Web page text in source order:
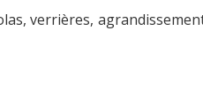
verrières,